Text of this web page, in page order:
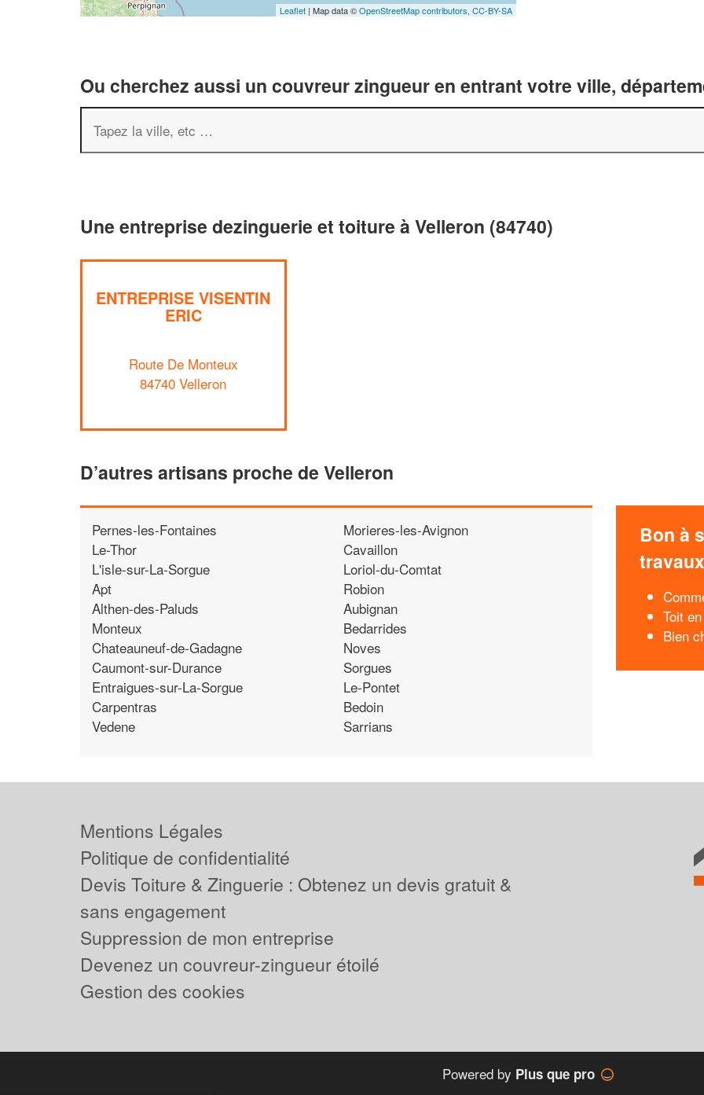
Leaflet | Map data ©OpenStreetMap contributors, CC-BY-SA
Ou cherchez aussi un couvreur zingueur en entrant votre ville,
Une entreprise dezinguerie et toiture à Velleron (84740)
ENTREPRISE VISENTIN
ERIC
Route De Monteux
84740 Velleron
D’autres artisans proche de Velleron
Pernes-les-Fontaines
Le-Thor
L'isle-sur-La-Sorgue
Apt
Althen-des-Paluds
Monteux
Chateauneuf-de-Gadagne
Caumont-sur-Durance
Entraigues-sur-La-Sorgue
Carpentras
Vedene
Morieres-les-Avignon
Cavaillon
Loriol-du-Comtat
Robion
Aubignan
Bedarrides
Noves
Sorgues
Le-Pontet
Bedoin
Sarrians
Bon à
travaux
Toit
Bien
Mentions Légales
Politique de confidentialité
Devis Toiture & Zinguerie : Obtenez un devis gratuit &
sans engagement
Suppression de mon entreprise
Devenez un couvreur-zingueur étoilé
Gestion des cookies
Powered by Plus que pro